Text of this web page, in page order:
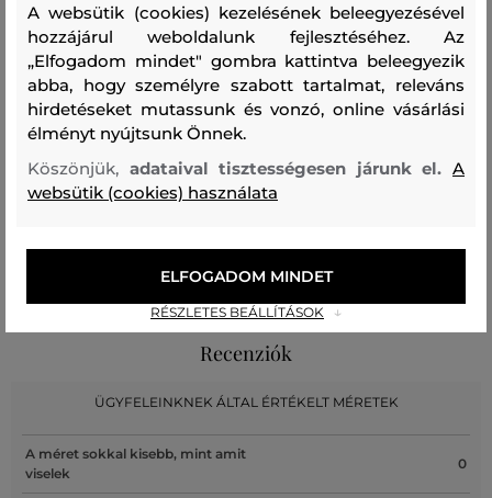
PAMUT
100 %
Kezelési útmutató
MOSÁS FEHÉRÍTÉS SZÁRÍTÁS
Recenziók
ÜGYFELEINKNEK ÁLTAL ÉRTÉKELT MÉRETEK
A méret sokkal kisebb, mint amit
viselek
0
A websütik (cookies) kezelésének beleegyezésével
hozzájárul weboldalunk fejlesztéséhez. Az
„Elfogadom mindet" gombra kattintva beleegyezik
abba, hogy személyre szabott tartalmat, releváns
hirdetéseket mutassunk és vonzó, online vásárlási
élményt nyújtsunk Önnek.
Köszönjük, adataival tisztességesen járunk el.A
websütik (cookies) használata
RÉSZLETES BEÁLLÍTÁSOK
ELFOGADOM MINDET